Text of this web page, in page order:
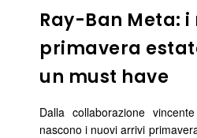
Ray-Ban Meta:
primavera
un must have
Dalla collaborazione
nascono i nuovi arrivi